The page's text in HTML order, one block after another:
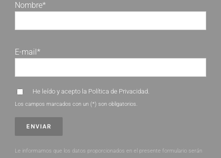
Nombre*
E-mail*
He leído y acepto la Política de Privacidad.
Los campos marcados con un (*) son obligatorios.
Le informamos que los datos proporcionados en el presente formulario serán